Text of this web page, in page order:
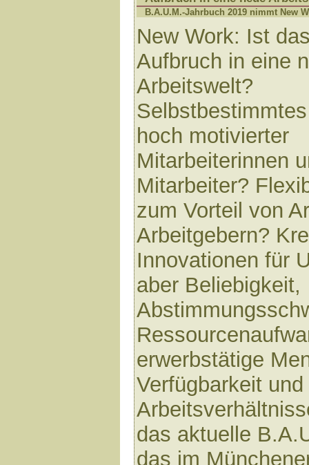
B.A.U.M.-Jahrbuch 2019 nimmt New
New Work: Ist
Aufbruch in eine
Arbeitswelt?
hoch motivierter
Mitarbeiterinnen
Mitarbeiter?
zum Vorteil von
Arbeitgebern?
Innovationen für
aber Beliebigkeit,
erwerbstätige
Verfügbarkeit
das aktuelle
das im